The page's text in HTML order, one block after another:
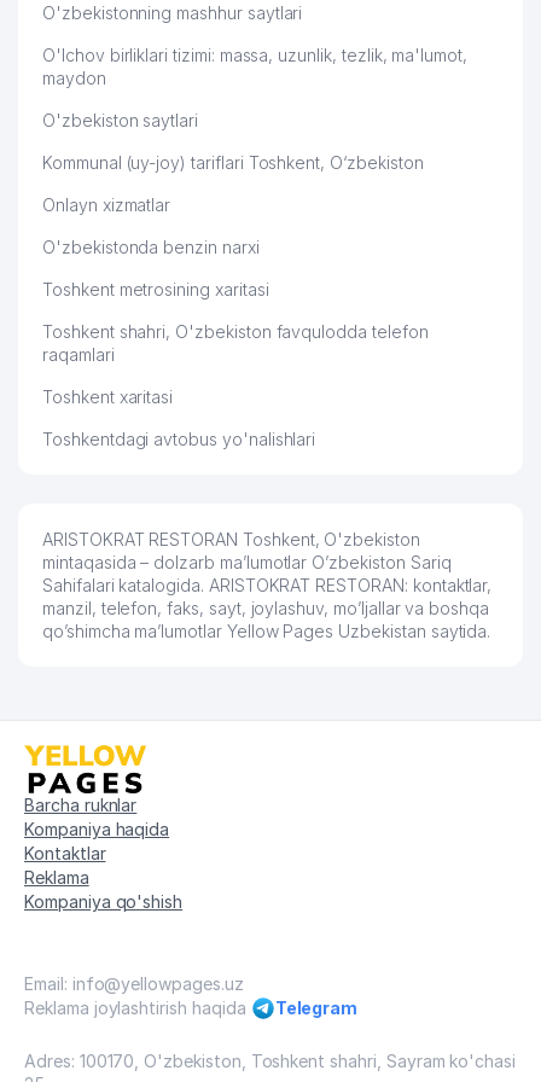
49
AMAZON TOUR QK MChJ
TA'LIMI BO'LIMI
52 SHARQ TELEKOM QK MChJ
53 GUNCHA JURNAL TAHRIRIYATI
MAGIC PRINT ASIA MChJ
55
O'ZBEKISTON JURNALISTLAR
MChJ
58
O`ZBEKISTON RESPUBLIKASI
PREZIDENTI ADMINISTRATSIYASI
HUZURIDAGI AXBOROT VA
590 м
59 KONTEXNAZORAT O'QUV DUK 592 м
60 URAMA KULCHA MChJ
61
O'ZBEKISTON RESPUBLIKASI MILLIY
OLIMPIYA QO'MITASI
62
64 ABROR PRINT OILAVIY KORXONASI
65
DRENAJ QO'MITASI
629 м
O'zbekistonning mashhur saytlari
O'lchov birliklari tizimi: massa, uzunlik, tezlik, ma'lumot,
maydon
O'zbekiston saytlari
Kommunal (uy-joy) tariflari Toshkent, O‘zbekiston
Onlayn xizmatlar
O'zbekistonda benzin narxi
Toshkent metrosining xaritasi
Toshkent shahri, O'zbekiston favqulodda telefon
raqamlari
Toshkent xaritasi
Toshkentdagi avtobus yo'nalishlari
ARISTOKRAT RESTORAN Toshkent, O'zbekiston
mintaqasida – dolzarb ma’lumotlar O’zbekiston Sariq
Sahifalari katalogida. ARISTOKRAT RESTORAN: kontaktlar,
manzil, telefon, faks, sayt, joylashuv, mo’ljallar va boshqa
qo’shimcha ma’lumotlar Yellow Pages Uzbekistan saytida.
Barcha ruknlar
Kompaniya haqida
Kontaktlar
Reklama
Kompaniya qo'shish
Email: info@yellowpages.uz
Reklama joylashtirish haqida
Telegram
Adres: 100170, O'zbekiston, Toshkent shahri, Sayram ko'chasi